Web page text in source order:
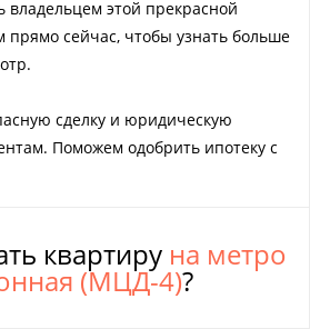
владельцем этой прекрасной
прямо сейчас, чтобы узнать больше
сделку и юридическую
Поможем одобрить ипотеку с
квартиру на метро
(МЦД-4)?